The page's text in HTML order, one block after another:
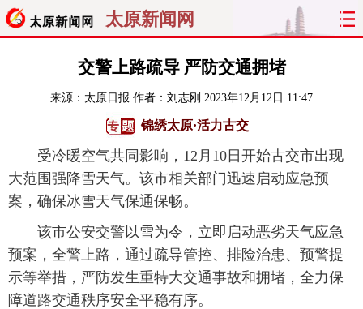
太原新闻网
聚焦 太原
经济 关注 文明 出行
旅游 理财 政务 教育
看天下 晋月读 最太原 网罗民生
太原日报 太原晚报 热评 社区
交警上路疏导 严防交通拥堵
来源： 太原日报 作者：刘志刚 2023年12月12日 11:47
锦绣太原·活力古交
受冷暖空气共同影响，12月10日开始古交市出现
大范围强降雪天气。该市相关部门迅速启动应急预
案，确保冰雪天气保通保畅。
该市公安交警以雪为令，立即启动恶劣天气应急
预案，全警上路，通过疏导管控、排险治患、预警提
示等举措，严防发生重特大交通事故和拥堵，全力保
障道路交通秩序安全平稳有序。